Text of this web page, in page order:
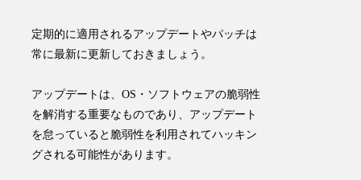
定期的に適用されるアップデートやパッチは
常に最新に更新しておきましょう。
アップデートは、OS・ソフトウェアの脆弱性
を解消する重要なものであり、アップデート
を怠っていると脆弱性を利用されてハッキン
グされる可能性があります。